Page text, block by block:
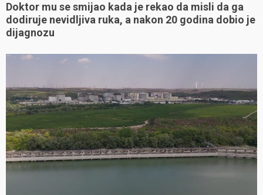
Doktor mu se smijao kada je rekao da misli da ga
dodiruje nevidljiva ruka, a nakon 20 godina dobio je
dijagnozu